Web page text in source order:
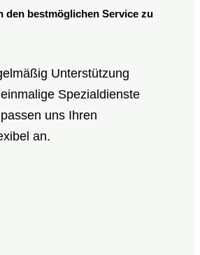
den bestmöglichen Service zu
Unterstützung
Spezialdienste
uns Ihren
an.